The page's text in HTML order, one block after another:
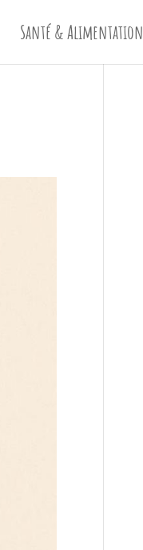
Santé & Alimentation